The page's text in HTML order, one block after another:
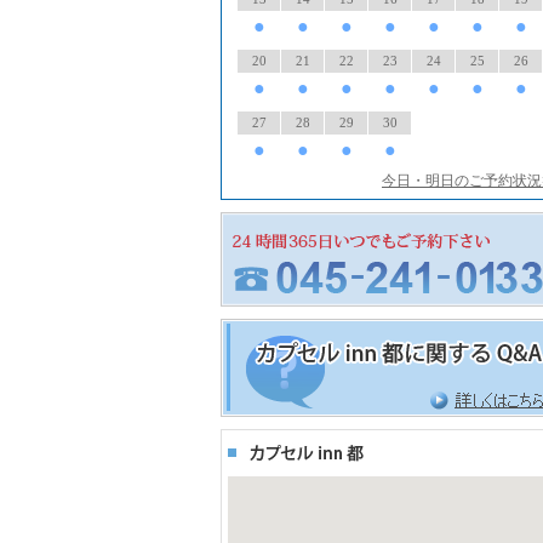
● ● ● ● ● ● ●
20
●
21
●
22
●
23
●
24
●
25
●
26
●
27
●
28
●
29
●
30
●
今日・明日のご予約状